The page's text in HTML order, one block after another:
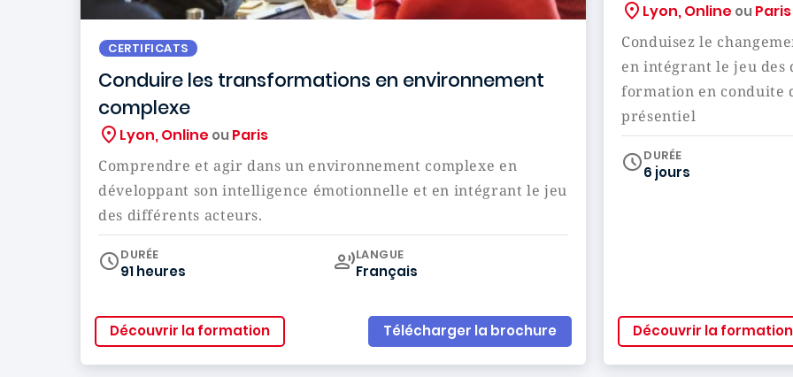
CERTIFICATS
Conduire les transformations en environnement
complexe
Lyon, Online ou Paris
Comprendre et agir dans un environnement complexe en
développant son intelligence émotionnelle et en intégrant le jeu
des différents acteurs.
DURÉE
91 heures
Curriculum
LANGUE
Français
Découvrir la formation Télécharger la brochure
Lyon, Online ou Paris
Conduisez le
en intégrant le jeu des
formation en conduite
présentiel
DURÉE
6 jours
Découvrir la formation